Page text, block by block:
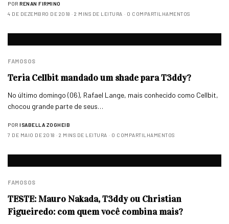
POR RENAN FIRMINO
4 DE DEZEMBRO DE 2018
2 MINS DE LEITURA 0 COMPARTILHAMENTOS
FAMOSOS
Teria Cellbit mandado um shade para T3ddy?
No último domingo (06), Rafael Lange, mais conhecido como Cellbit,
chocou grande parte de seus…
POR ISABELLA ZOGHEIB
7 DE MAIO DE 2018
2 MINS DE LEITURA 0 COMPARTILHAMENTOS
FAMOSOS
TESTE: Mauro Nakada, T3ddy ou Christian
Figueiredo: com quem você combina mais?